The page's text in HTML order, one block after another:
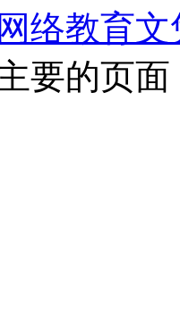
网络教育
要的页面